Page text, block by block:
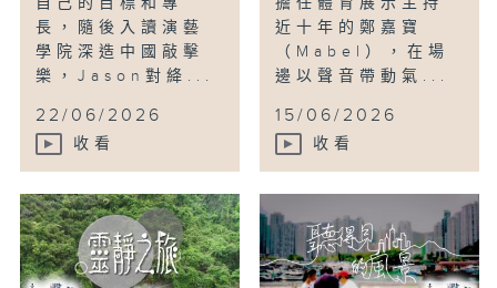
長，隨後入讀演藝
學院深造中國敲擊
樂，Jason對絳...
22/06/2026
收看
近十年的鄭嘉寶
（Mabel），在場
邊以聲音帶動氣...
15/06/2026
收看